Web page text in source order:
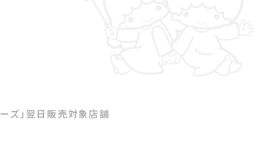
ズ」翌日販売対象店舗